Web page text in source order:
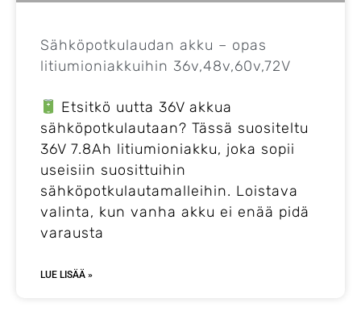
Sähköpotkulaudan akku – opas
litiumioniakkuihin 36v,48v,60v,72V
Etsitkö uutta 36V akkua
sähköpotkulautaan? Tässä suositeltu
36V 7.8Ah litiumioniakku, joka sopii
useisiin suosittuihin
sähköpotkulautamalleihin. Loistava
valinta, kun vanha akku ei enää pidä
varausta
LUE LISÄÄ »